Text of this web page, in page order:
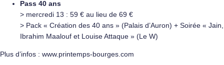
Pass 40 ans
> mercredi 13 : 59 € au lieu de 69 €
> Pack « Création des 40 ans » (Palais d’Auron) + Soirée « Jain,
Ibrahim Maalouf et Louise Attaque » (Le W)
Plus d’infos : www.printemps-bourges.com